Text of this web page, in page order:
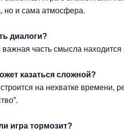
но и сама атмосфера.
диалоги?
часть смысла находится
казаться сложной?
на нехватке времени,
игра тормозит?